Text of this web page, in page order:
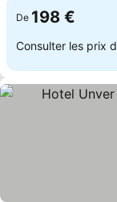
De 198 €
Consulter les prix